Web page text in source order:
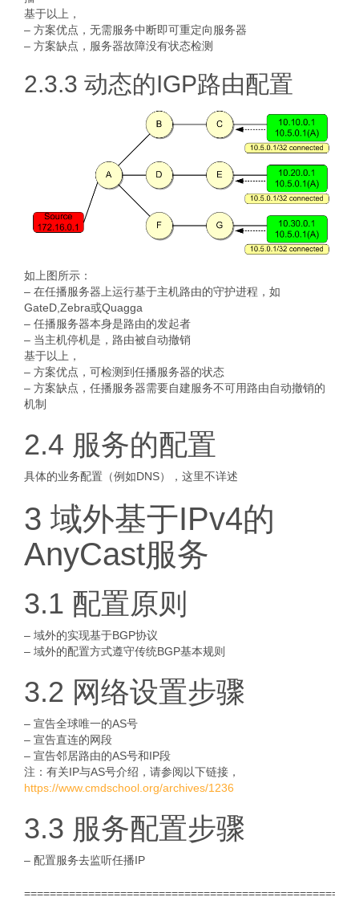
基于以上，
– 方案优点，无需服务中断即可重定向服务器
– 方案缺点，服务器故障没有状态检测
2.3.3 动态的IGP路由配置
如上图所示：
– 在任播服务器上运行基于主机路由的守护进程，如
GateD,Zebra或Quagga
– 任播服务器本身是路由的发起者
– 当主机停机是，路由被自动撤销
基于以上，
– 方案优点，可检测到任播服务器的状态
– 方案缺点，任播服务器需要自建服务不可用路由自动撤销的
机制
2.4 服务的配置
具体的业务配置（例如DNS），这里不详述
3 域外基于IPv4的
AnyCast服务
3.1 配置原则
– 域外的实现基于BGP协议
– 域外的配置方式遵守传统BGP基本规则
3.2 网络设置步骤
– 宣告全球唯一的AS号
– 宣告直连的网段
– 宣告邻居路由的AS号和IP段
注：有关IP与AS号介绍，请参阅以下链接，
https://www.cmdschool.org/archives/1236
3.3 服务配置步骤
– 配置服务去监听任播IP
====================================================